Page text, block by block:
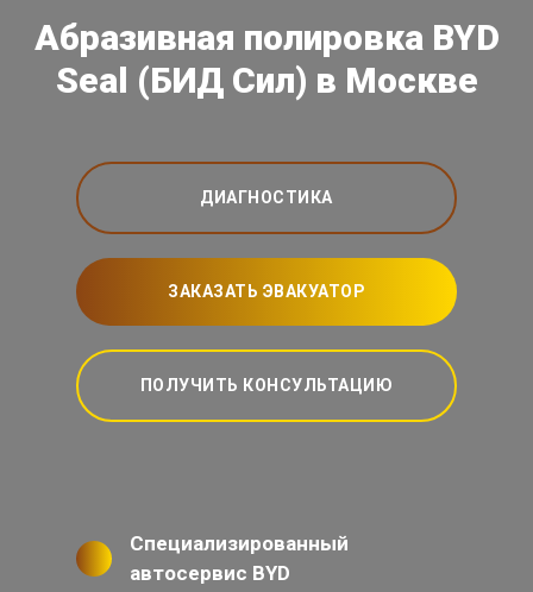
Абразивная полировка BYD
Seal (БИД Сил) в Москве
ДИАГНОСТИКА
ЗАКАЗАТЬ ЭВАКУАТОР
ПОЛУЧИТЬ КОНСУЛЬТАЦИЮ
Специализированный
автосервис BYD